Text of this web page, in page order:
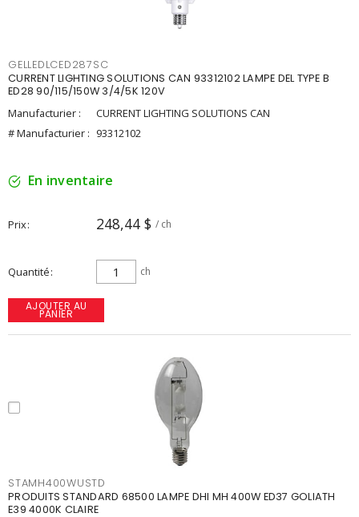
GELLEDLCED287SC
CURRENT LIGHTING SOLUTIONS CAN 93312102 LAMPE DEL TYPE B
ED28 90/115/150W 3/4/5K 120V
Manufacturier :
CURRENT LIGHTING SOLUTIONS CAN
# Manufacturier : 93312102
En inventaire
Prix 248,44 $ / ch
Quantité ch
AJOUTER AU
PANIER
STAMH400WUSTD
PRODUITS STANDARD 68500 LAMPE DHI MH 400W ED37 GOLIATH
E39 4000K CLAIRE